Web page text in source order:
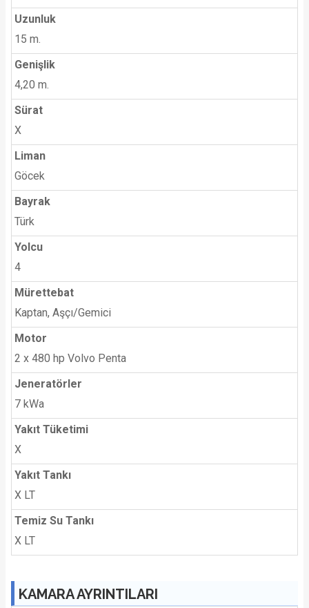
Uzunluk
15 m.
Genişlik
4,20 m.
Sürat
X
Liman
Göcek
Bayrak
Türk
Yolcu
4
Mürettebat
Kaptan, Aşçı/Gemici
Motor
2 x 480 hp Volvo Penta
Jeneratörler
7 kWa
Yakıt Tüketimi
X
Yakıt Tankı
X LT
Temiz Su Tankı
X LT
KAMARA AYRINTILARI